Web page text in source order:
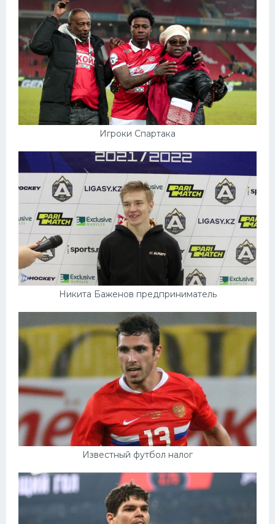
Игроки Спартака
Никита Баженов предприниматель
Известный футбол налог